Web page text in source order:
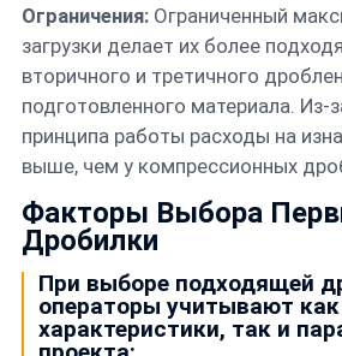
Ограничения:Ограниченный
загрузки делает их более
вторичного и третичного
подготовленного материала. Из-
принципа работы расходы на
выше, чем у компрессионных
Факторы Выбора
Дробилки
При выборе подходящей
операторы учитывают как
характеристики, так и